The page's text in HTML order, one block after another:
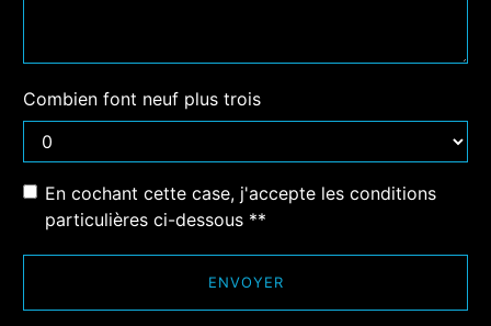
Combien font neuf plus trois
En cochant cette case, j'accepte les conditions
particulières ci-dessous **
ENVOYER